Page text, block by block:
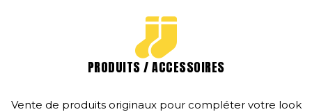
PRODUITS / ACCESSOIRES
Vente de produits originaux pour compléter votre look